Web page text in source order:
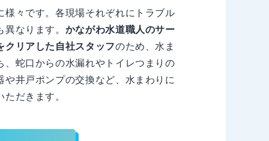
々です。各現場それぞれにトラブル
なります。 かながわ水道職人のサー
クリアした自社スタッフのため、水ま
蛇口からの水漏れやトイレつまりの
井戸ポンプの交換など、水まわりに
だきます。